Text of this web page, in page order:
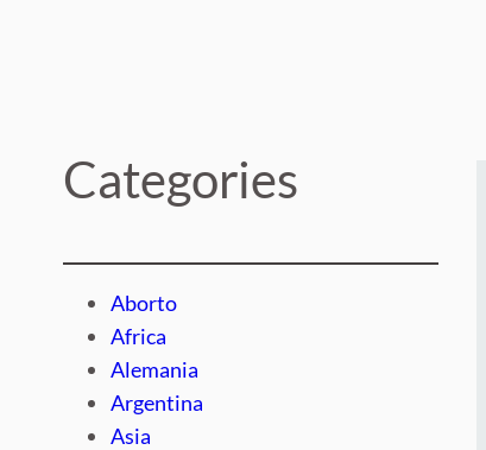
Categories
Aborto
Africa
Alemania
Argentina
Asia